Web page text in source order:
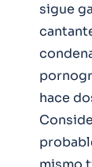
sigue
hace